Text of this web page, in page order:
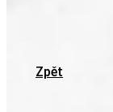
Zpět